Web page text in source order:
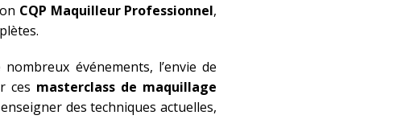
CQP Maquilleur Professionnel,
événements, l’envie de
ces masterclass de maquillage
des techniques actuelles,